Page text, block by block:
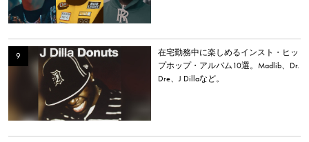
在宅勤務中に楽しめるインスト・ヒッ
プホップ・アルバム10選。Madlib、Dr.
Dre、J Dillaなど。